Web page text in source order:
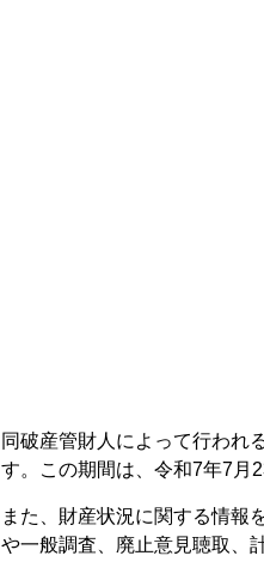
同破産管財人によって行われ
す。この期間は、令和7年7月
また、財産状況に関する情報
や一般調査、廃止意見聴取、